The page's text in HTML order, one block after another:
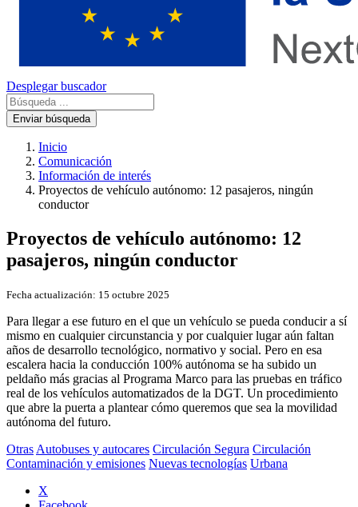
Desplegar buscador
Enviar búsqueda
Inicio
Comunicación
Información de interés
Proyectos de vehículo autónomo: 12 pasajeros, ningún
conductor
Proyectos de vehículo autónomo: 12
pasajeros, ningún conductor
Fecha actualización: 15 octubre 2025
Para llegar a ese futuro en el que un vehículo se pueda conducir a sí
mismo en cualquier circunstancia y por cualquier lugar aún faltan
años de desarrollo tecnológico, normativo y social. Pero en esa
escalera hacia la conducción 100% autónoma se ha subido un
peldaño más gracias al Programa Marco para las pruebas en tráfico
real de los vehículos automatizados de la DGT. Un procedimiento
que abre la puerta a plantear cómo queremos que sea la movilidad
autónoma del futuro.
Otras Autobuses y autocares Circulación Segura Circulación
Contaminación y emisiones Nuevas tecnologías Urbana
X